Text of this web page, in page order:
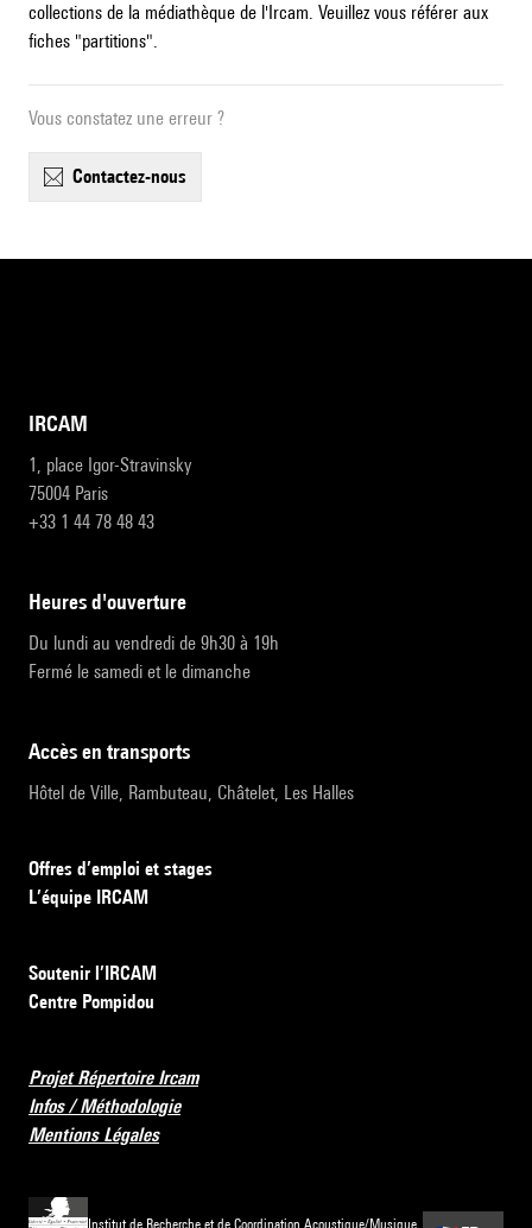
collections de la médiathèque de l'Ircam. Veuillez vous référer aux
fiches "partitions".
Vous constatez une erreur ?
contactez-nous
IRCAM
1, place Igor-Stravinsky
75004 Paris
+33 1 44 78 48 43
heures d'ouverture
Du lundi au vendredi de 9h30 à 19h
Fermé le samedi et le dimanche
accès en transports
Hôtel de Ville, Rambuteau, Châtelet, Les Halles
Offres d’emploi et stages
L’équipe IRCAM
Soutenir l’IRCAM
Centre Pompidou
Projet Répertoire Ircam
Infos / Méthodologie
Mentions Légales
Institut de Recherche et de Coordination Acoustique/Musique